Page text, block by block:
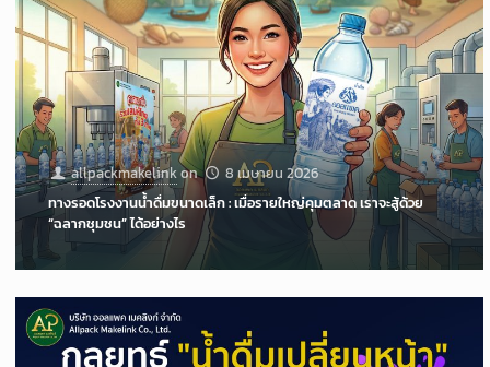
allpackmakelinkon
8 เมษายน 2026
ทางรอดโรงงานน้ำดื่มขนาดเล็ก : เมื่อรายใหญ่คุมตลาด เราจะสู้ด้วย
“ฉลากชุมชน” ได้อย่างไร